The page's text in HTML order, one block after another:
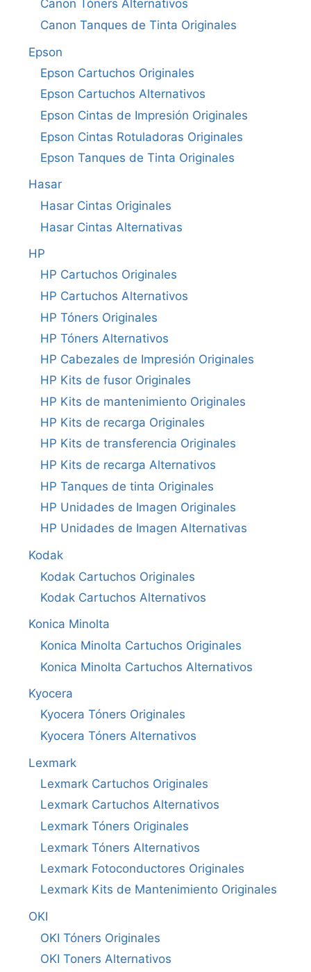
Canon Tóners Alternativos
Canon Tanques de Tinta Originales
Epson
Epson Cartuchos Originales
Epson Cartuchos Alternativos
Epson Cintas de Impresión Originales
Epson Cintas Rotuladoras Originales
Epson Tanques de Tinta Originales
Hasar
Hasar Cintas Originales
Hasar Cintas Alternativas
HP
HP Cartuchos Originales
HP Cartuchos Alternativos
HP Tóners Originales
HP Tóners Alternativos
HP Cabezales de Impresión Originales
HP Kits de fusor Originales
HP Kits de mantenimiento Originales
HP Kits de recarga Originales
HP Kits de transferencia Originales
HP Kits de recarga Alternativos
HP Tanques de tinta Originales
HP Unidades de Imagen Originales
HP Unidades de Imagen Alternativas
Kodak
Kodak Cartuchos Originales
Kodak Cartuchos Alternativos
Konica Minolta
Konica Minolta Cartuchos Originales
Konica Minolta Cartuchos Alternativos
Kyocera
Kyocera Tóners Originales
Kyocera Tóners Alternativos
Lexmark
Lexmark Cartuchos Originales
Lexmark Cartuchos Alternativos
Lexmark Tóners Originales
Lexmark Tóners Alternativos
Lexmark Fotoconductores Originales
Lexmark Kits de Mantenimiento Originales
OKI
OKI Tóners Originales
OKI Toners Alternativos